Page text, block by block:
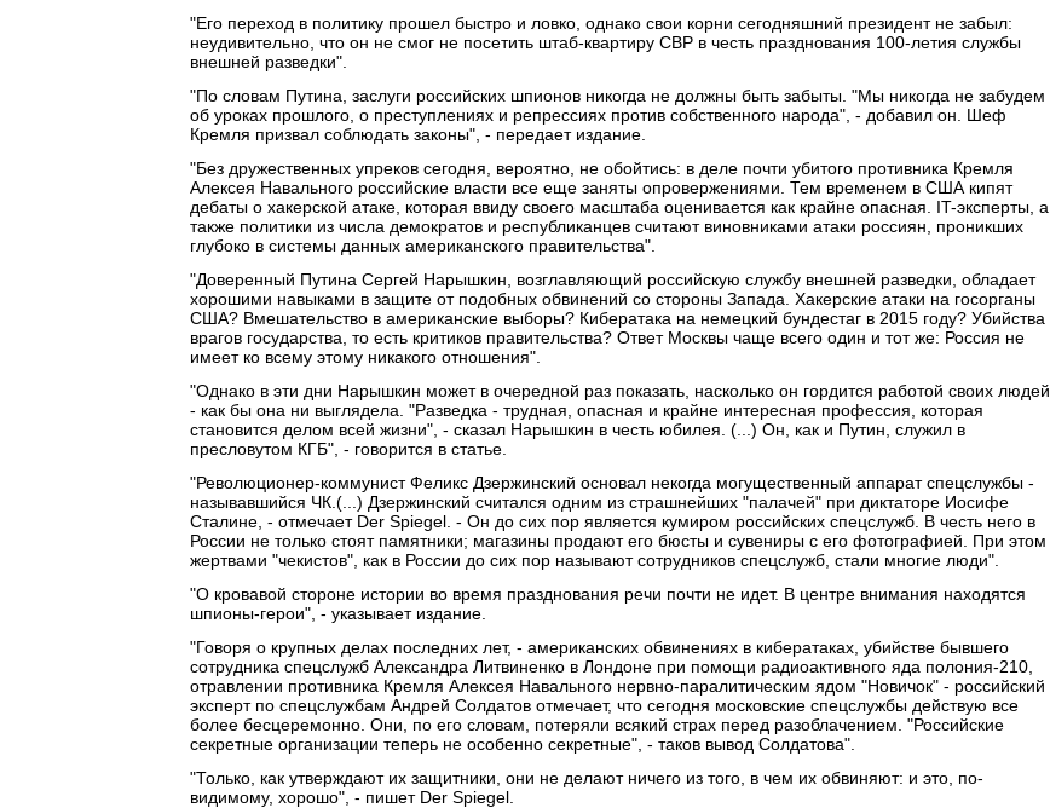
"Его переход в политику прошел быстро и ловко, однако свои корни сегодняшний президент не забыл:
неудивительно, что он не смог не посетить штаб-квартиру СВР в честь празднования 100-летия службы
внешней разведки".
"По словам Путина, заслуги российских шпионов никогда не должны быть забыты. "Мы никогда не забудем
об уроках прошлого, о преступлениях и репрессиях против собственного народа", - добавил он. Шеф
Кремля призвал соблюдать законы", - передает издание.
"Без дружественных упреков сегодня, вероятно, не обойтись: в деле почти убитого противника Кремля
Алексея Навального российские власти все еще заняты опровержениями. Тем временем в США кипят
дебаты о хакерской атаке, которая ввиду своего масштаба оценивается как крайне опасная. IT-эксперты, а
также политики из числа демократов и республиканцев считают виновниками атаки россиян, проникших
глубоко в системы данных американского правительства".
"Доверенный Путина Сергей Нарышкин, возглавляющий российскую службу внешней разведки, обладает
хорошими навыками в защите от подобных обвинений со стороны Запада. Хакерские атаки на госорганы
США? Вмешательство в американские выборы? Кибератака на немецкий бундестаг в 2015 году? Убийства
врагов государства, то есть критиков правительства? Ответ Москвы чаще всего один и тот же: Россия не
имеет ко всему этому никакого отношения".
"Однако в эти дни Нарышкин может в очередной раз показать, насколько он гордится работой своих людей
- как бы она ни выглядела. "Разведка - трудная, опасная и крайне интересная профессия, которая
становится делом всей жизни", - сказал Нарышкин в честь юбилея. (...) Он, как и Путин, служил в
пресловутом КГБ", - говорится в статье.
"Революционер-коммунист Феликс Дзержинский основал некогда могущественный аппарат спецслужбы -
называвшийся ЧК.(...) Дзержинский считался одним из страшнейших "палачей" при диктаторе Иосифе
Сталине, - отмечает Der Spiegel. - Он до сих пор является кумиром российских спецслужб. В честь него в
России не только стоят памятники; магазины продают его бюсты и сувениры с его фотографией. При этом
жертвами "чекистов", как в России до сих пор называют сотрудников спецслужб, стали многие люди".
"О кровавой стороне истории во время празднования речи почти не идет. В центре внимания находятся
шпионы-герои", - указывает издание.
"Говоря о крупных делах последних лет, - американских обвинениях в кибератаках, убийстве бывшего
сотрудника спецслужб Александра Литвиненко в Лондоне при помощи радиоактивного яда полония-210,
отравлении противника Кремля Алексея Навального нервно-паралитическим ядом "Новичок" - российский
эксперт по спецслужбам Андрей Солдатов отмечает, что сегодня московские спецслужбы действую все
более бесцеремонно. Они, по его словам, потеряли всякий страх перед разоблачением. "Российские
секретные организации теперь не особенно секретные", - таков вывод Солдатова".
"Только, как утверждают их защитники, они не делают ничего из того, в чем их обвиняют: и это, по-
видимому, хорошо", - пишет Der Spiegel.